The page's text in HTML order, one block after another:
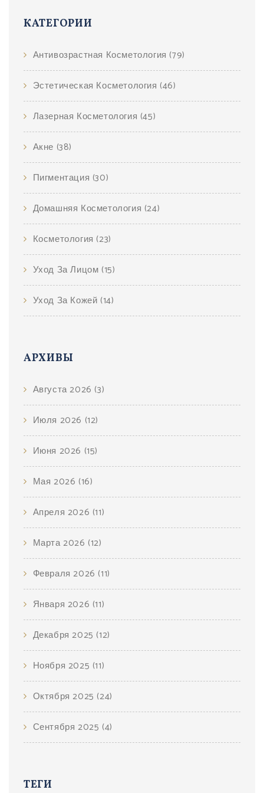
КАТЕГОРИИ
Антивозрастная Косметология (79)
Эстетическая Косметология (46)
Лазерная Косметология (45)
Акне (38)
Пигментация (30)
Домашняя Косметология (24)
Косметология (23)
Уход За Лицом (15)
Уход За Кожей (14)
АРХИВЫ
Августа 2026 (3)
Июля 2026 (12)
Июня 2026 (15)
Мая 2026 (16)
Апреля 2026 (11)
Марта 2026 (12)
Февраля 2026 (11)
Января 2026 (11)
Декабря 2025 (12)
Ноября 2025 (11)
Октября 2025 (24)
Сентября 2025 (4)
ТЕГИ